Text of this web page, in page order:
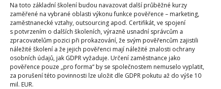
Na toto základní školení budou navazovat další průběžné kurzy
zaměřené na vybrané oblasti výkonu funkce pověřence – marketing,
zaměstnanecké vztahy, outsourcing apod. Certifikát, ve spojení
s potvrzením o dalších školeních, výrazně usnadní správcům a
zpracovatelům pozici při prokazování, že svým pověřencům zajistili
náležité školení a že jejich pověřenci mají náležité znalosti ochrany
osobních údajů, jak GDPR vyžaduje. Určení zaměstnance jako
pověřence pouze „pro forma“ by se společnostem nemuselo vyplatit,
za porušení této povinnosti lze uložit dle GDPR pokutu až do výše 10
mil. EUR.